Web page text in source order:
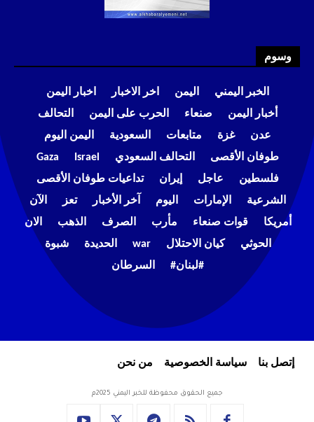
وسوم
الخبر اليمني اليمن اخر الاخبار
اخبار اليمن
أخبار اليمن
صنعاء الحرب على اليمن
التحالف
عدن
غزة متابعات السعودية
اليمن اليوم
طوفان الأقصى
التحالف السعودي Israel
Gaza
فلسطين
عاجل إيران
تداعيات طوفان الأقصى
الشرعية
الإمارات اليوم آخر الأخبار تعز
الآن
أمريكا
قوات صنعاء مأرب الصرف الذهب
الان
الحوثي
كيان الاحتلال war الحديدة
شبوة
#لبنان#
السرطان
إتصل بنا سياسة الخصوصية من نحن
جميع الحقوق محفوظة للخبر اليمني 2025م